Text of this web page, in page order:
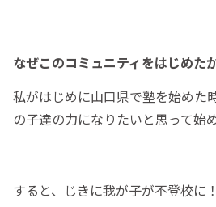
なぜこのコミュニティをはじめた
私がはじめに山口県で塾を始めた
の子達の力になりたいと思って始
すると、じきに我が子が不登校に